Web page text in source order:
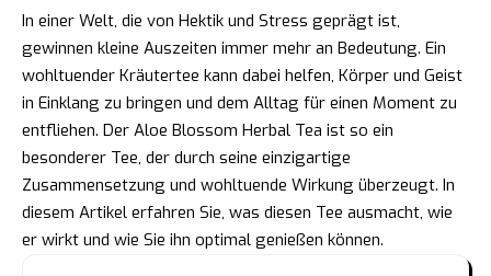
In einer Welt, die von Hektik und Stress geprägt ist,
gewinnen kleine Auszeiten immer mehr an Bedeutung. Ein
wohltuender Kräutertee kann dabei helfen, Körper und Geist
in Einklang zu bringen und dem Alltag für einen Moment zu
entfliehen. Der Aloe Blossom Herbal Tea ist so ein
besonderer Tee, der durch seine einzigartige
Zusammensetzung und wohltuende Wirkung überzeugt. In
diesem Artikel erfahren Sie, was diesen Tee ausmacht, wie
er wirkt und wie Sie ihn optimal genießen können.